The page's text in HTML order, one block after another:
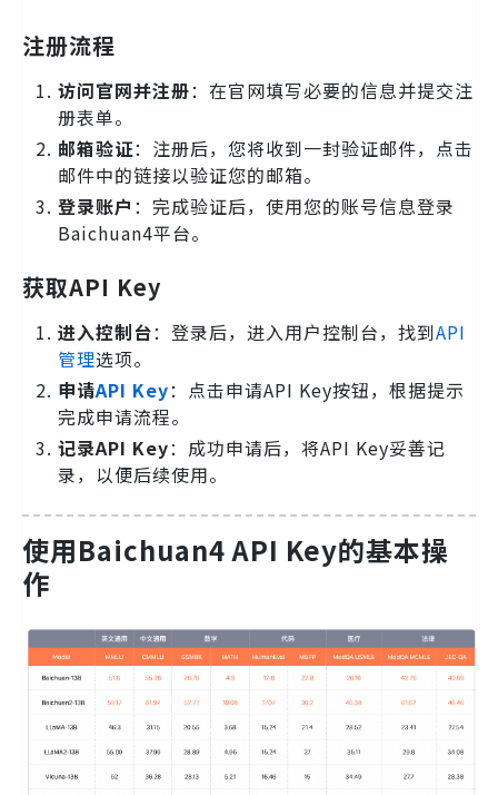
注册流程
访问官网并注册：在官网填写必要的信息并提交注
册表单。
邮箱验证：注册后，您将收到一封验证邮件，点击
邮件中的链接以验证您的邮箱。
登录账户 ：完成验证后，使用您的账号信息登录
Baichuan4平台。
获取API Key
进入控制台：登录后，进入用户控制台，找到API
管理选项。
申请API Key：点击申请API Key按钮，根据提示
完成申请流程。
记录API Key：成功申请后，将API Key妥善记
录，以便后续使用。
使用Baichuan4 API Key的基本操
作